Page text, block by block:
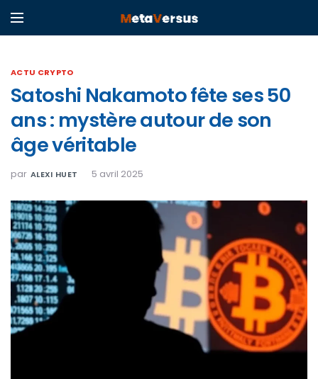
ACTU CRYPTO
Satoshi Nakamoto fête ses 50
ans : mystère autour de son
âge véritable
par ALEXI HUET 5 avril 2025